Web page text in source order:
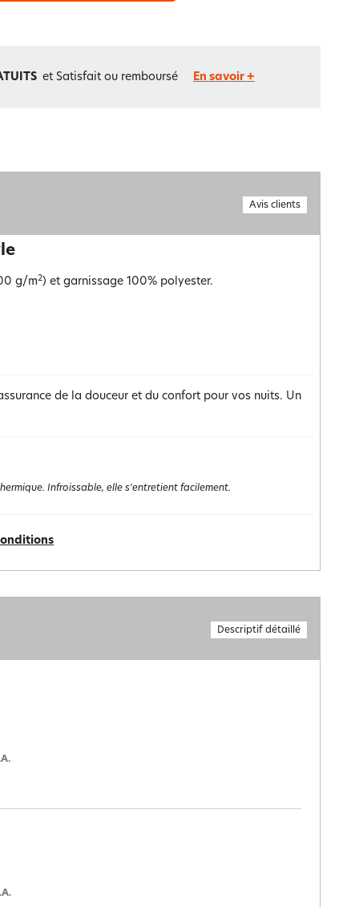
et Satisfait ou remboursé En savoir +
Avis clients
g/m2) et garnissage 100% polyester.
de la douceur et du confort pour vos nuits. Un
Infroissable, elle s'entretient facilement.
Descriptif détaillé